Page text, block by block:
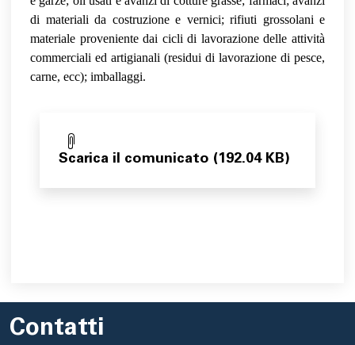
di materiali da costruzione e vernici; rifiuti grossolani e
materiale proveniente dai cicli di lavorazione delle attività
commerciali ed artigianali (residui di lavorazione di pesce,
carne, ecc); imballaggi.
Scarica il comunicato (192.04 KB)
Contatti